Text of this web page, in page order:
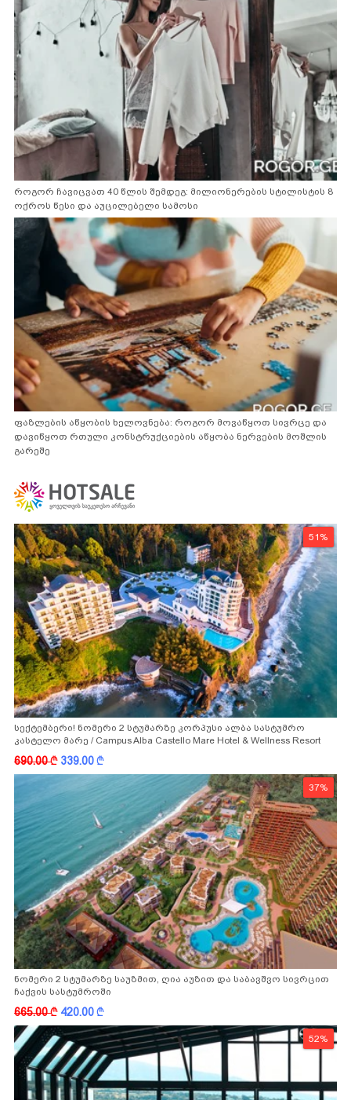
როგორ ჩავიცვათ 40 წლის შემდეგ: მილიონერების სტილისტის 8
ოქროს წესი და აუცილებელი სამოსი
ფაზლების აწყობის ხელოვნება: როგორ მოვაწყოთ სივრცე და
დავიწყოთ რთული კონსტრუქციების აწყობა ნერვების მოშლის
გარეშე
51%
სექტემბერი! ნომერი 2 სტუმარზე კორპუსი ალბა სასტუმრო
კასტელო მარე / Campus Alba Castello Mare Hotel & Wellness Resort
-სგან!
690.00k 339.00k
37%
ნომერი 2 სტუმარზე საუზმით, ღია აუზით და საბავშვო სივრცით
ჩაქვის სასტუმროში
665.00k 420.00k
52%